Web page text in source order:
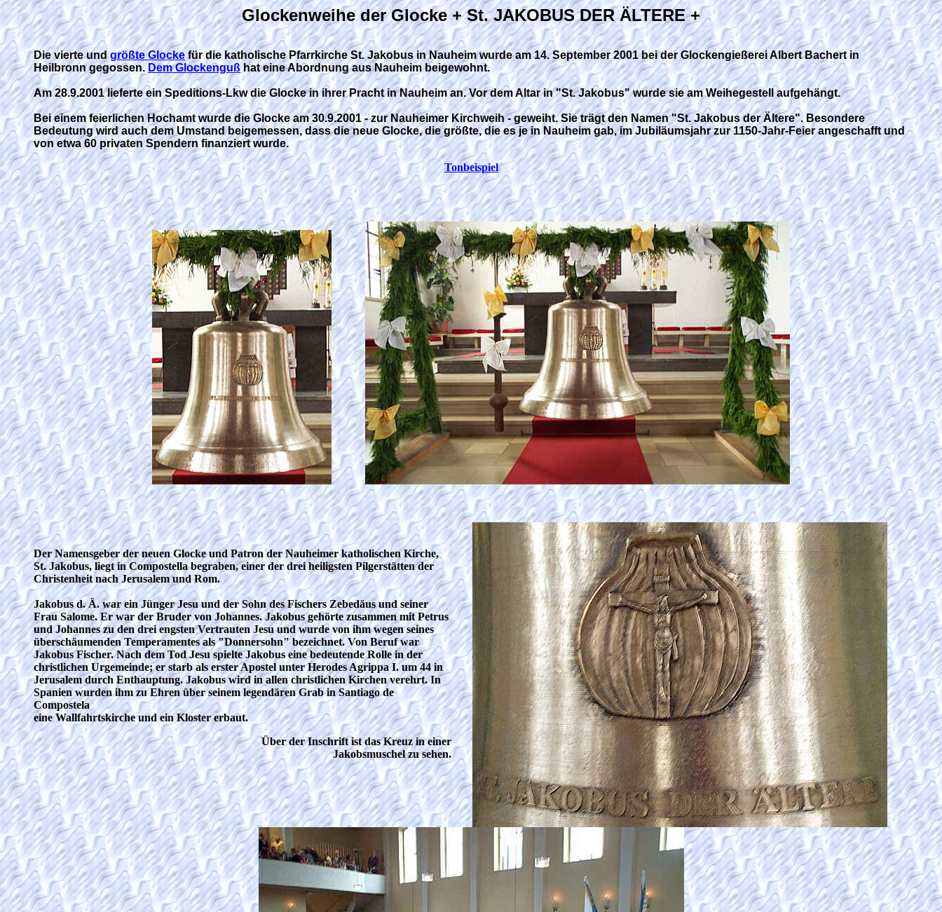
Glockenweihe der Glocke + St. JAKOBUS DER ÄLTERE +
Die vierte und größte Glocke für die katholische Pfarrkirche St. Jakobus in Nauheim wurde am 14. September 2001 bei der Glockengießerei Albert Bachert in
Heilbronn gegossen. Dem Glockengußhat eine Abordnung aus Nauheim beigewohnt.
Am 28.9.2001 lieferte ein Speditions-Lkw die Glocke in ihrer Pracht in Nauheim an. Vor dem Altar in "St. Jakobus" wurde sie am Weihegestell aufgehängt.
Bei einem feierlichen Hochamt wurde die Glocke am 30.9.2001 - zur Nauheimer Kirchweih - geweiht. Sie trägt den Namen "St. Jakobus der Ältere". Besondere
Bedeutung wird auch dem Umstand beigemessen, dass die neue Glocke, die größte, die es je in Nauheim gab, im Jubiläumsjahr zur 1150-Jahr-Feier angeschafft und
von etwa 60 privaten Spendern finanziert wurde.
Tonbeispiel
Der Namensgeber der neuen Glocke und Patron der Nauheimer katholischen Kirche,
St. Jakobus, liegt in Compostella begraben, einer der drei heiligsten Pilgerstätten der
Christenheit nach Jerusalem und Rom.
Jakobus d. Ä. war ein Jünger Jesu und der Sohn des Fischers Zebedäus und seiner
Frau Salome. Er war der Bruder von Johannes. Jakobus gehörte zusammen mit Petrus
und Johannes zu den drei engsten Vertrauten Jesu und wurde von ihm wegen seines
überschäumenden Temperamentes als "Donnersohn" bezeichnet. Von Beruf war
Jakobus Fischer. Nach dem Tod Jesu spielte Jakobus eine bedeutende Rolle in der
christlichen Urgemeinde; er starb als erster Apostel unter Herodes Agrippa I. um 44 in
Jerusalem durch Enthauptung. Jakobus wird in allen christlichen Kirchen verehrt. In
Spanien wurden ihm zu Ehren über seinem legendären Grab in Santiago de
Compostela
eine Wallfahrtskirche und ein Kloster erbaut.
Über der Inschrift ist das Kreuz in einer
Jakobsmuschel zu sehen.